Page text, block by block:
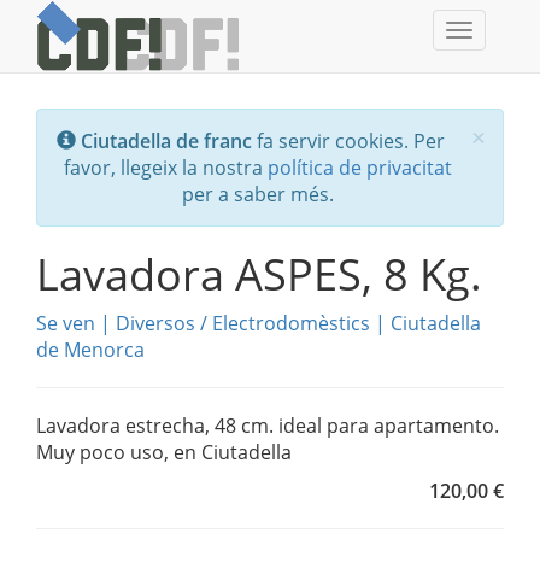
Toggle
×
Ciutadella de francfa servir cookies. Per
favor, llegeix la nostra política de privacitat
per a saber més.
Lavadora ASPES, 8 Kg.
Se ven | Diversos / Electrodomèstics | Ciutadella
de Menorca
Lavadora estrecha, 48 cm. ideal para apartamento.
Muy poco uso, en Ciutadella
120,00 €